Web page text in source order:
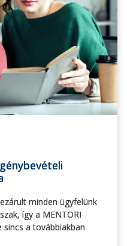
minden ügyfelünk
így a MENTORI
a továbbiakban